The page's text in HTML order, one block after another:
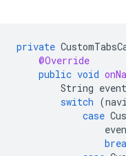
private
@Override
public void
String event
switch (
case